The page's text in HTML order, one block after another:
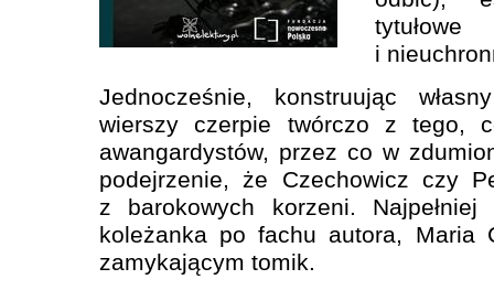
i
Jednocześnie, konstruując
wierszy czerpie twórczo z tego,
awangardystów, przez co w
podejrzenie, że Czechowicz czy
z barokowych korzeni.
koleżanka po fachu autora, Maria
zamykającym tomik.